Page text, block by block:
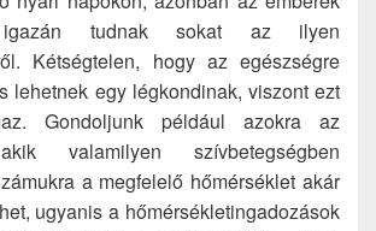
tudnak sokat az ilyen
Kétségtelen, hogy az egészségre
lehetnek egy légkondinak, viszont ezt
Gondoljunk például azokra az
valamilyen szívbetegségben
a megfelelő hőmérséklet akár
ugyanis a hőmérsékletingadozások